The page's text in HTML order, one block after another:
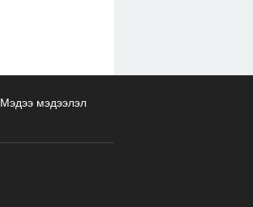
Мэдээ мэдээлэл